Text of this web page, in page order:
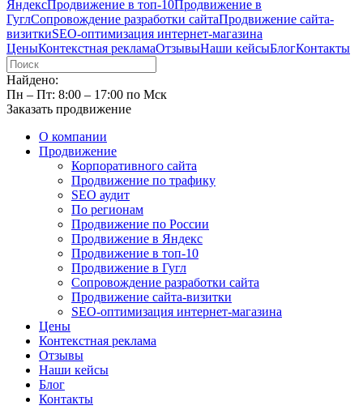
ЯндексПродвижение в топ-10Продвижение в
ГуглСопровождение разработки сайтаПродвижение сайта-
визиткиSEO-оптимизация интернет-магазина
ЦеныКонтекстная рекламаОтзывыНаши кейсыБлогКонтакты
Найдено:
Пн – Пт: 8:00 – 17:00 по Мск
Заказать продвижение
О компании
Продвижение
Корпоративного сайта
Продвижение по трафику
SEO аудит
По регионам
Продвижение по России
Продвижение в Яндекс
Продвижение в топ-10
Продвижение в Гугл
Сопровождение разработки сайта
Продвижение сайта-визитки
SEO-оптимизация интернет-магазина
Цены
Контекстная реклама
Отзывы
Наши кейсы
Блог
Контакты